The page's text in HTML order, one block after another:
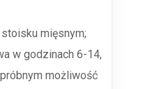
mięsnym;
w godzinach 6-14,
możliwość